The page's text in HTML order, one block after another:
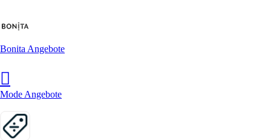
Bonita Angebote
Mode Angebote